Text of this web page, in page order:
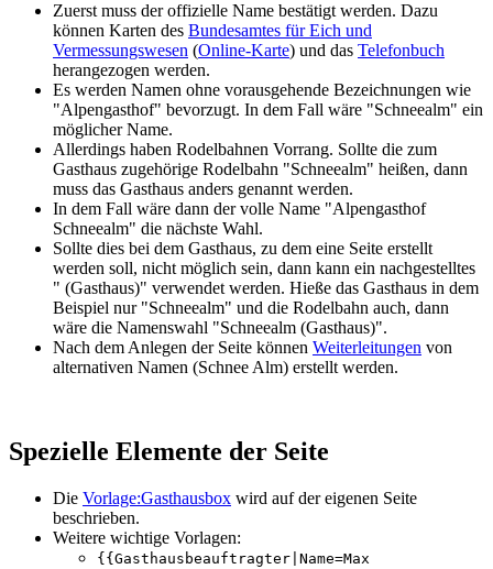
Zuerst muss der offizielle Name bestätigt werden. Dazu
können Karten des Bundesamtes für Eich und
Vermessungswesen (Online-Karte) und das Telefonbuch
herangezogen werden.
Es werden Namen ohne vorausgehende Bezeichnungen wie
"Alpengasthof" bevorzugt. In dem Fall wäre "Schneealm" ein
möglicher Name.
Allerdings haben Rodelbahnen Vorrang. Sollte die zum
Gasthaus zugehörige Rodelbahn "Schneealm" heißen, dann
muss das Gasthaus anders genannt werden.
In dem Fall wäre dann der volle Name "Alpengasthof
Schneealm" die nächste Wahl.
Sollte dies bei dem Gasthaus, zu dem eine Seite erstellt
werden soll, nicht möglich sein, dann kann ein nachgestelltes
" (Gasthaus)" verwendet werden. Hieße das Gasthaus in dem
Beispiel nur "Schneealm" und die Rodelbahn auch, dann
wäre die Namenswahl "Schneealm (Gasthaus)".
Nach dem Anlegen der Seite können Weiterleitungen von
alternativen Namen (Schnee Alm) erstellt werden.
Spezielle Elemente der Seite
Die Vorlage:Gasthausbox wird auf der eigenen Seite
beschrieben.
Weitere wichtige Vorlagen:
{{Gasthausbeauftragter|Name=Max